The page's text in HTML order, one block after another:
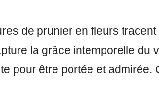
de prunier en fleurs
la grâce intemporelle du
pour être portée et admirée.